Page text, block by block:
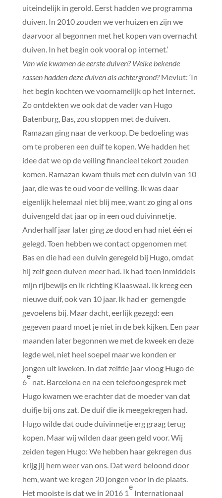
uiteindelijk in gerold. Eerst hadden we programma
duiven. In 2010 zouden we verhuizen en zijn we
daarvoor al begonnen met het kopen van overnacht
duiven. In het begin ook vooral op internet.’
Van wie kwamen de eerste duiven? Welke bekende
rassen hadden deze duiven als achtergrond?Mevlut: ‘In
het begin kochten we voornamelijk op het Internet.
Zo ontdekten we ook dat de vader van Hugo
Batenburg, Bas, zou stoppen met de duiven.
Ramazan ging naar de verkoop. De bedoeling was
om te proberen een duif te kopen. We hadden het
idee dat we op de veiling financieel tekort zouden
komen. Ramazan kwam thuis met een duivin van 10
jaar, die was te oud voor de veiling. Ik was daar
eigenlijk helemaal niet blij mee, want zo ging al ons
duivengeld dat jaar op in een oud duivinnetje.
Anderhalf jaar later ging ze dood en had niet één ei
gelegd. Toen hebben we contact opgenomen met
Bas en die had een duivin geregeld bij Hugo, omdat
hij zelf geen duiven meer had. Ik had toen inmiddels
mijn rijbewijs en ik richting Klaaswaal. Ik kreeg een
nieuwe duif, ook van 10 jaar. Ik had er gemengde
gevoelens bij. Maar dacht, eerlijk gezegd: een
gegeven paard moet je niet in de bek kijken. Een paar
maanden later begonnen we met de kweek en deze
legde wel, niet heel soepel maar we konden er
jongen uit kweken. In dat zelfde jaar vloog Hugo de
6
e
nat. Barcelona en na een telefoongesprek met
Hugo kwamen we erachter dat de moeder van dat
duifje bij ons zat. De duif die ik meegekregen had.
Hugo wilde dat oude duivinnetje erg graag terug
kopen. Maar wij wilden daar geen geld voor. Wij
zeiden tegen Hugo: We hebben haar gekregen dus
krijg jij hem weer van ons. Dat werd beloond door
hem, want we kregen 20 jongen voor in de plaats.
Het mooiste is dat we in 2016 1
e
Internationaal